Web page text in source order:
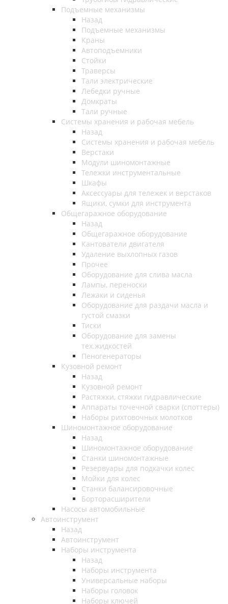
Подъемные механизмы
Назад
Подъемные механизмы
Краны
Автоподъемники
Стойки
Траверсы
Тали электрические
Лебедки ручные
Домкраты
Тали ручные
Системы хранения и рабочая мебель
Назад
Системы хранения и рабочая мебель
Верстаки
Модули шиномонтажные
Тележки инструментальные
Шкафы
Аксессуары для тележек и верстаков
Ящики, сумки для инструмента
Общегаражное оборудование
Назад
Общегаражное оборудование
Кантователи двигателя
Удаление выхлопных газов
Прочее
Оборудование для слива масла
Лампы, переноски
Лежаки и сиденья
Оборудование для раздачи масла и
густой смазки
Тиски
Оборудование для замены
тех.жидкостей
Пеногенераторы
Кузовной ремонт
Назад
Кузовной ремонт
Растяжки, стяжки гидравлические
Аппараты точечной сварки (споттеры)
Наборы рихтовочных молотков
Шиномонтажное оборудование
Назад
Шиномонтажное оборудование
Станки шиномонтажные
Резервуары для подкачки колес
Мойки для колес
Станки балансировочные
Борторасширители
Насосы автомобильные
Автоинструмент
Назад
Автоинструмент
Наборы инструмента
Назад
Наборы инструмента
Универсальные наборы
Наборы головок
Наборы ключей